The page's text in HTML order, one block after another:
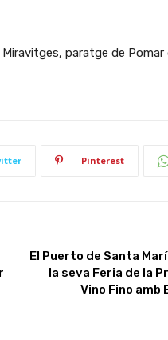
paratge de Pomar
Pinterest
El Puerto de Santa
la seva Feria de la
Vino Fino amb